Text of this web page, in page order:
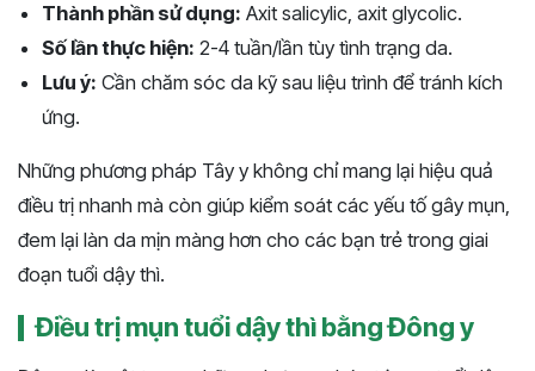
Thành phần sử dụng: Axit salicylic, axit glycolic.
Số lần thực hiện: 2-4 tuần/lần tùy tình trạng da.
Lưu ý: Cần chăm sóc da kỹ sau liệu trình để tránh kích
ứng.
Những phương pháp Tây y không chỉ mang lại hiệu quả
điều trị nhanh mà còn giúp kiểm soát các yếu tố gây mụn,
đem lại làn da mịn màng hơn cho các bạn trẻ trong giai
đoạn tuổi dậy thì.
Điều trị mụn tuổi dậy thì bằng Đông y